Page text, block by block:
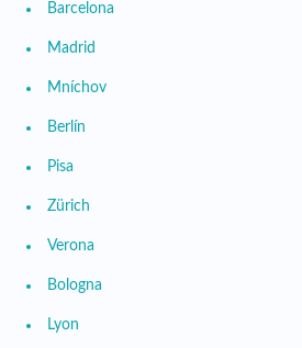
Barcelona
Madrid
Mníchov
Berlín
Pisa
Zürich
Verona
Bologna
Lyon